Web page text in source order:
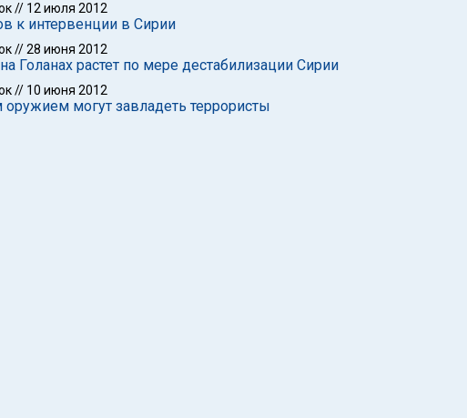
// 12 июля 2012
к интервенции в Сирии
//28 июня 2012
Голанах растет по мере дестабилизации Сирии
// 10 июня 2012
могут завладеть террористы